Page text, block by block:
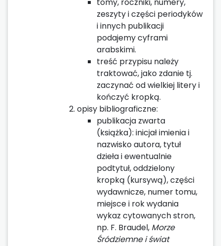
zeszyty i części periodyków
i innych publikacji
podajemy cyframi
arabskimi.
treść przypisu należy
traktować, jako zdanie tj.
zaczynać od wielkiej litery i
kończyć kropką.
opisy bibliograficzne:
publikacja zwarta
(książka): inicjał imienia i
nazwisko autora, tytuł
dzieła i ewentualnie
podtytuł, oddzielony
kropką (kursywą), części
wydawnicze, numer tomu,
miejsce i rok wydania
wykaz cytowanych stron,
np. F. Braudel, Morze
Śródziemne i świat